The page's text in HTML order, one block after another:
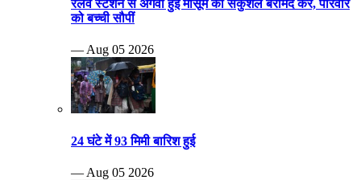
रेलवे स्टेशन से अगवा हुई मासूम को सकुशल बरामद कर, परिवार
को बच्ची सौपीं
— Aug 05 2026
24 घंटे में 93 मिमी बारिश हुई
— Aug 05 2026